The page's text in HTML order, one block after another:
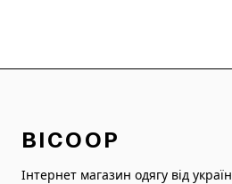
BICOOP
Інтернет магазин одягу від